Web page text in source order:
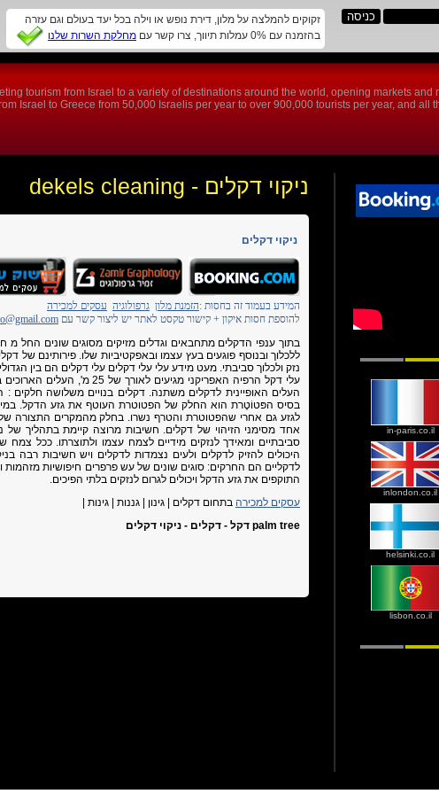
זקוקים להמלצה על מלון, דירת נופש או וילה בכל יעד בעולם וגם עזרה
בהזמנה עם 0% עמלות תיווך, צרו קשר עם
מחלקת השרות שלנו
tourism from Israel to a variety of destinations around the world, opening markets and
Israel to Greece from 50,000 Israelis per year to over 900,000 tourists per year, and all
in-paris.co.il
inlondon.co.il
helsinki.co.il
lisbon.co.il
ניקוי דקלים - dekels cleaning
ניקוי דקלים
המידע בעמוד זה בחסות :הזמנת מלון גרפולוגיה עסקים למכירה
להוספת חסות איקון + קישור טקסט לאתר יש ליצור קשר עם
בתוך ענפי הדקלים מתחבאים וגדלים מזיקים מסוגים שונים החל מ
ללכלוך ובנוסף פוגעים בעץ עצמו ובאפקטיביות שלו. פירותינם של
נזק ולכלוך סביבתי. מעט מידע עלי עלי דקלים עלי דקלים הם בין
עלי דקל הרפיה האפריקני מגיעים
העלים האופיינית לדקלים משתנה. דקלים בנויים משלושה
בסיס הפּטוֹטֶרת הוא החלק של הפטוטרת העוטף את גזע הדקל.
לגזע גם אחרי שהפטוטרת והטרף נשרו. בחלק מהמקרים התצורה של
אחד מסימני הזיהוי של דקלים. חשיבות מרוצה קיימת בתהליך של
סביבתיים ומאידך לנזקים מידיים לצמח עצמו ולתוצרתו. ככל צמח
היכולים להזיק לדקלים ולעים נצמדות לדקלים ויש חשיבות רבה
לדקליים הם החרקים: סוגים שונים של עש פרפרים חיפושיות מזהמות
התוקפים את גזע הדקל ויכולים לגרום לנזקים בלתי הפיכים.
עסקים למכירה בתחום דקלים | גינון | גננות | גינות |
palm tree דקל - דקלים - ניקוי דקלים